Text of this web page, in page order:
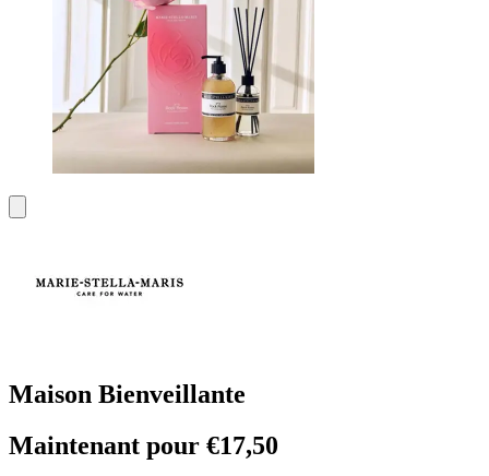
Maison Bienveillante
Maintenant pour €17,50